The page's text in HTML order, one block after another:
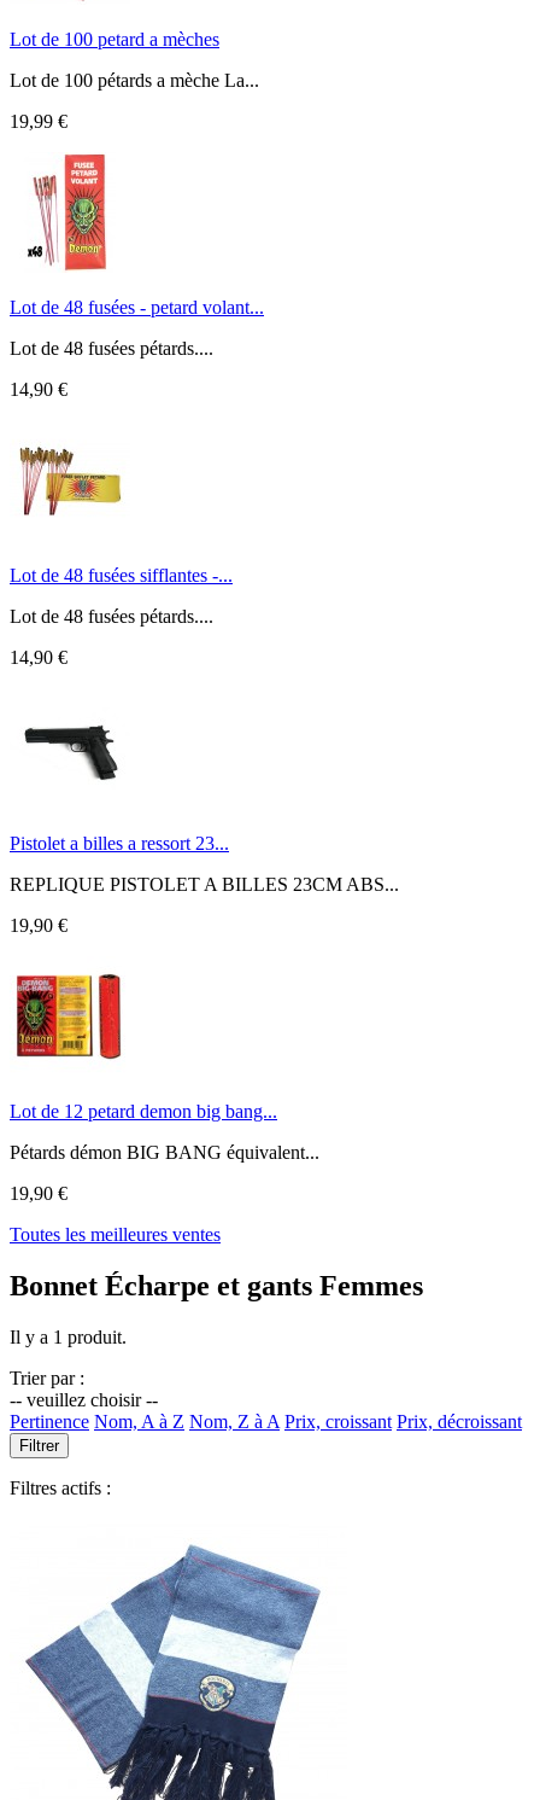
Lot de 100 petard a mèches
Lot de 100 pétards a mèche La...
19,99 €
Lot de 48 fusées - petard volant...
Lot de 48 fusées pétards....
14,90 €
Lot de 48 fusées sifflantes -...
Lot de 48 fusées pétards....
14,90 €
Pistolet a billes a ressort 23...
REPLIQUE PISTOLET A BILLES 23CM ABS...
19,90 €
Lot de 12 petard demon big bang...
Pétards démon BIG BANG équivalent...
19,90 €
Toutes les meilleures ventes
Bonnet Écharpe et gants Femmes
Il y a 1 produit.
Trier par :
-- veuillez choisir --
Pertinence Nom, A à Z Nom, Z à A Prix, croissant Prix, décroissant
Filtrer
Filtres actifs :